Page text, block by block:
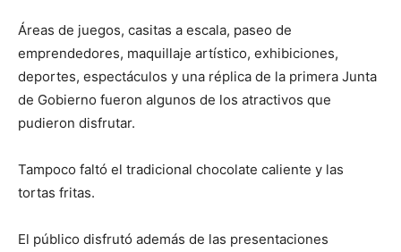
Áreas de juegos, casitas a escala, paseo de
emprendedores, maquillaje artístico, exhibiciones,
deportes, espectáculos y una réplica de la primera Junta
de Gobierno fueron algunos de los atractivos que
pudieron disfrutar.
Tampoco faltó el tradicional chocolate caliente y las
tortas fritas.
El público disfrutó además de las presentaciones